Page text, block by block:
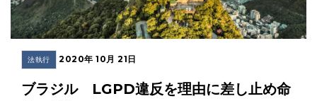
法執行 2020年 10月 21日
ブラジル LGPD違反を理由に差し止め命